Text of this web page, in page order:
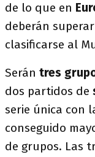
de lo que en
deberán
clasificarse al
Serán tres
dos partidos de
serie única con
conseguido
de grupos. Las